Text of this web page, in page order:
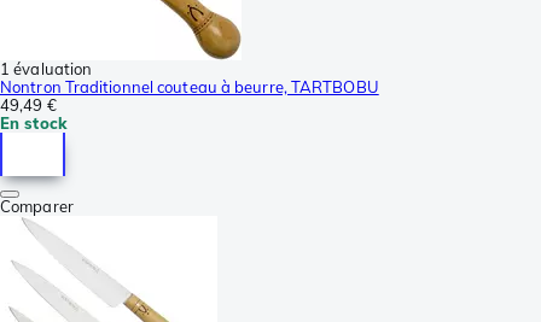
1 évaluation
Nontron Traditionnel couteau à beurre, TARTBOBU
49,49 €
En stock
Comparer